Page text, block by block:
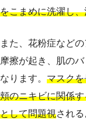
をこまめに洗濯し
また、花粉症など
摩擦が起き、肌の
なります。 マスク
頬のニキビに関係
として問題視され